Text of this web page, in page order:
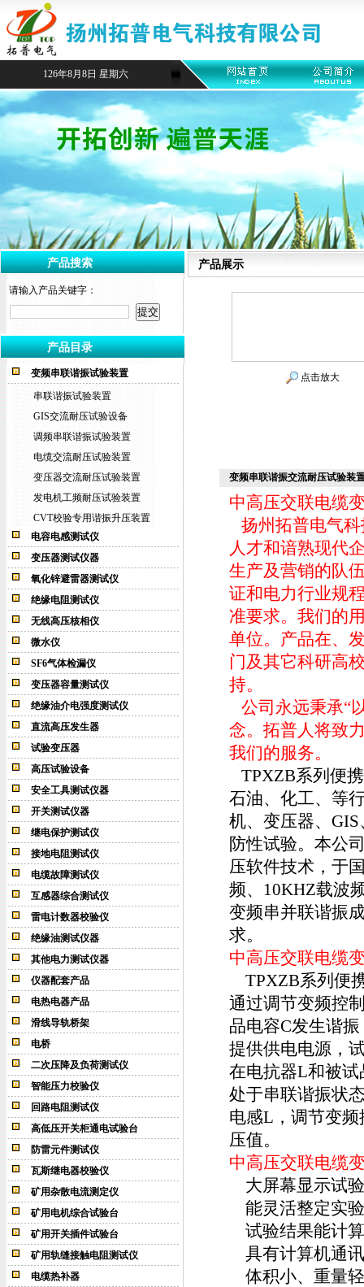
126年8月8日 星期六
产品搜索
请输入产品关键字：
产品目录
变频串联谐振试验装置
串联谐振试验装置
GIS交流耐压试验设备
调频串联谐振试验装置
电缆交流耐压试验装置
变压器交流耐压试验装置
发电机工频耐压试验装置
CVT校验专用谐振升压装置
电容电感测试仪
变压器测试仪器
氧化锌避雷器测试仪
绝缘电阻测试仪
无线高压核相仪
微水仪
SF6气体检漏仪
变压器容量测试仪
绝缘油介电强度测试仪
直流高压发生器
试验变压器
高压试验设备
安全工具测试仪器
开关测试仪器
继电保护测试仪
接地电阻测试仪
电缆故障测试仪
互感器综合测试仪
雷电计数器校验仪
绝缘油测试仪器
其他电力测试仪器
仪器配套产品
电热电器产品
滑线导轨桥架
电桥
二次压降及负荷测试仪
智能压力校验仪
回路电阻测试仪
高低压开关柜通电试验台
防雷元件测试仪
瓦斯继电器校验仪
矿用杂散电流测定仪
矿用电机综合试验台
矿用开关插件试验台
矿用轨缝接触电阻测试仪
电缆热补器
产品展示
点击放大
变频串联谐振交流耐压试验装
中高压交联电缆
扬州拓普电气
人才和谙熟现代
生产及营销的队
证和电力行业规
准要求。我们的
单位。产品在、
门及其它科研高
持。
公司永远秉承“
念。拓普人将致
我们的服务。
TPXZB系列便
石油、化工、等
机、变压器、
防性试验。本公
压软件技术，于
频、10KHZ载波
变频串并联谐振
求。
中高压交联电缆
TPXZB系列便
通过调节变频控
品电容C发生谐
提供供电电源，
在电抗器L和被
处于串联谐振状
电感L，调节变
压值。
中高压交联电缆
大屏幕显示试
能灵活整定实
试验结果能计
具有计算机通
体积小、重量